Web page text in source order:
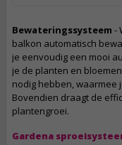
Bewateringssysteem -
balkon automatisch
je eenvoudig een mooi
je de planten en
nodig hebben, waarmee
Bovendien draagt de
plantengroei.
Gardena